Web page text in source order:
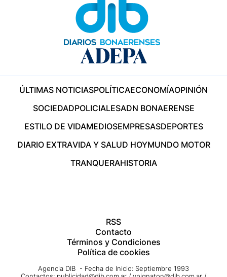
ÚLTIMAS NOTICIASPOLÍTICAECONOMÍAOPINIÓN
SOCIEDADPOLICIALESADN BONAERENSE
ESTILO DE VIDAMEDIOSEMPRESASDEPORTES
DIARIO EXTRAVIDA Y SALUD HOYMUNDO MOTOR
TRANQUERAHISTORIA
RSS
Contacto
Términos y Condiciones
Política de cookies
Agencia DIB - Fecha de Inicio: Septiembre 1993